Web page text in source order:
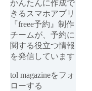
かんたんに作成で
きるスマホアプリ
『freee予約』制作
チームが、予約に
関する役立つ情報
を発信しています
tol magazineをフォ
ローする